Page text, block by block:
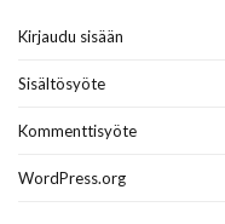
Kirjaudu sisään
Sisältösyöte
Kommenttisyöte
WordPress.org